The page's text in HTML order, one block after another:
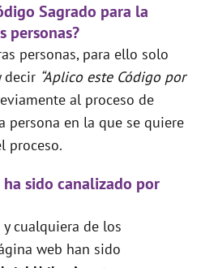
Sagrado para la
personas?
personas, para ello solo
decir “Aplico este Código por
al proceso de
persona en la que se quiere
proceso.
ha sido canalizado por
y cualquiera de los
web han sido